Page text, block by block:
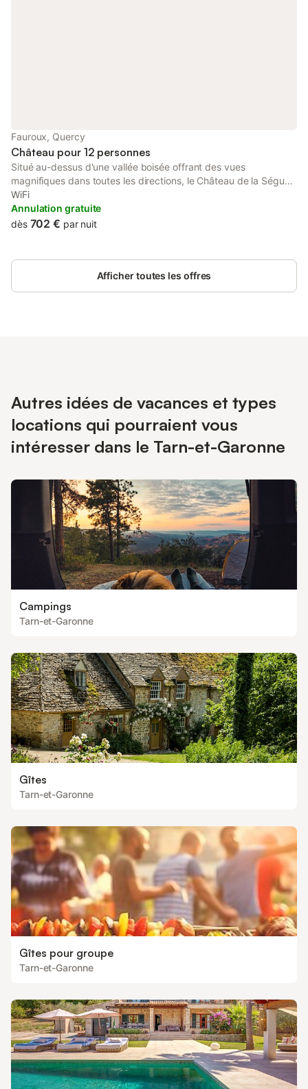
Fauroux, Quercy
Château pour 12 personnes
Situé au-dessus d'une vallée boisée offrant des vues
magnifiques dans toutes les directions, le Château de la Ségue
est un château de conte de fées à taille humaine. L'intérieur a
été élégamment modernisé pour allier le confort du XXIe siècle
au charme de la conception originale du XVIIIe siècle. Proposant
souhaitant passer du temps ensemble, pour une famille élargie
célébrant une occasion mémorable, ou pour des retraites de
méditation, de yoga ou de danse.
WiFi
Annulation gratuite
dès 702 € par nuit
Afficher toutes les offres
Autres idées de vacances et types
locations qui pourraient vous
intéresser dans le Tarn-et-Garonne
Campings
Tarn-et-Garonne
Gîtes
Tarn-et-Garonne
Gîtes pour groupe
Tarn-et-Garonne